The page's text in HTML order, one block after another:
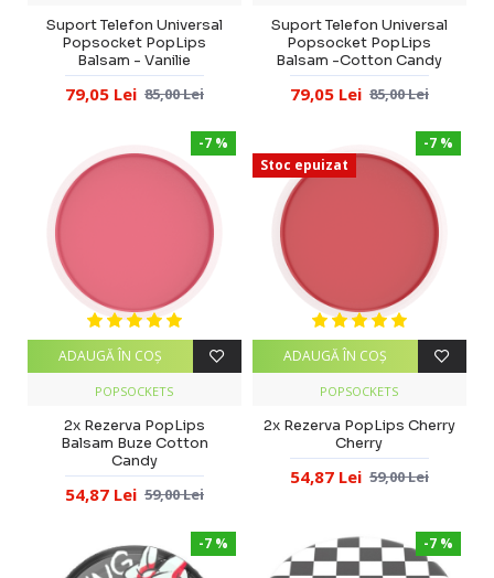
Suport Telefon Universal
Popsocket PopLips
Balsam - Vanilie
79,05 Lei 85,00 Lei
Suport Telefon Universal
Popsocket PopLips
Balsam -Cotton Candy
79,05 Lei 85,00 Lei
-7 %
POPSOCKETS
2x Rezerva PopLips
Balsam Buze Cotton
Candy
54,87 Lei 59,00 Lei
ADAUGĂ ÎN COŞ
-7 %
Stoc epuizat
POPSOCKETS
2x Rezerva PopLips Cherry
Cherry
54,87 Lei 59,00 Lei
ADAUGĂ ÎN COŞ
-7 % -7 %